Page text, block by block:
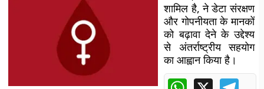
शामिल है, ने डेटा संरक्षण
और गोपनीयता के मानकों
को बढ़ावा देने के उद्देश्य
से अंतर्राष्ट्रीय सहयोग
का आह्वान किया है।
WhatsApp